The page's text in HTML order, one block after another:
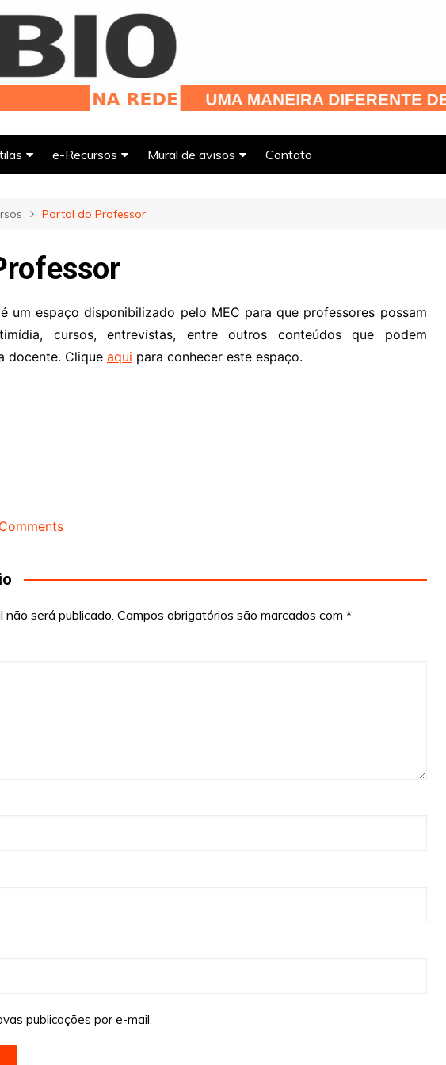
e-Recursos Mural de avisos Contato
Portal do Professor
um espaço disponibilizado pelo MEC para que professores possam
cursos, entrevistas, entre outros conteúdos que podem
docente. Clique aqui para conhecer este espaço.
será publicado. Campos obrigatórios são marcados com *
publicações por e-mail.